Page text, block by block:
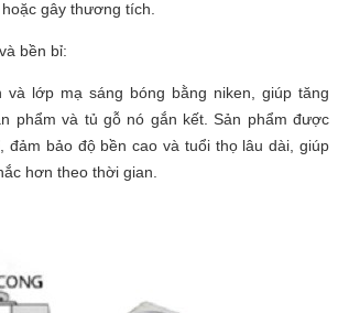
gây thương tích.
bền bỉ:
và lớp mạ sáng bóng bằng niken, giúp tăng
phẩm và tủ gỗ nó gắn kết. Sản phẩm được
đảm bảo độ bền cao và tuổi thọ lâu dài, giúp
hơn theo thời gian.